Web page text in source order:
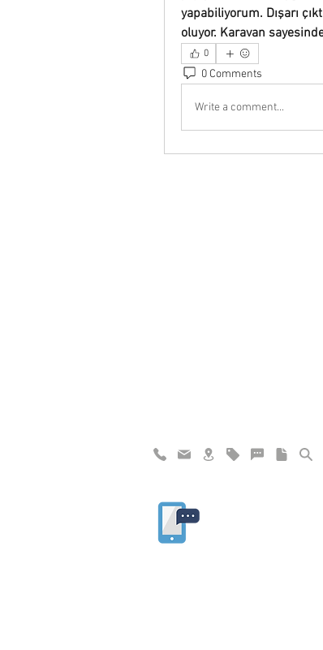
yapabiliyorum. Dışarı
oluyor. Karavan
0
0 Comments
Write a comment...